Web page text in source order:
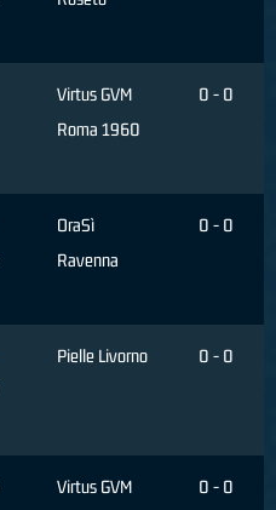
Virtus GVM
Roma 1960
0 - 0
OraSì
Ravenna
0 - 0
Pielle Livorno 0 - 0
Virtus GVM
0 - 0